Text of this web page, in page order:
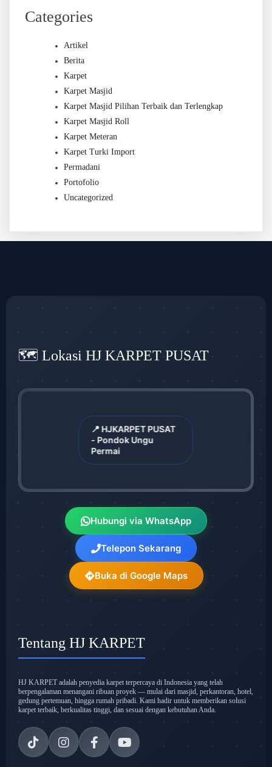
Categories
Artikel
Berita
Karpet
Karpet Masjid
Karpet Masjid Pilihan Terbaik dan Terlengkap
Karpet Masjid Roll
Karpet Meteran
Karpet Turki Import
Permadani
Portofolio
Uncategorized
🗺️ Lokasi HJ KARPET PUSAT
📍 HJKARPET PUSAT
- Pondok Ungu
Permai
Hubungi via WhatsApp
Telepon Sekarang
Buka di Google Maps
Tentang HJ KARPET
HJ KARPET adalah penyedia karpet terpercaya di Indonesia yang telah
berpengalaman menangani ribuan proyek — mulai dari masjid, perkantoran, hotel,
gedung pertemuan, hingga rumah pribadi. Kami hadir untuk memberikan solusi
karpet terbaik, berkualitas tinggi, dan sesuai dengan kebutuhan Anda.